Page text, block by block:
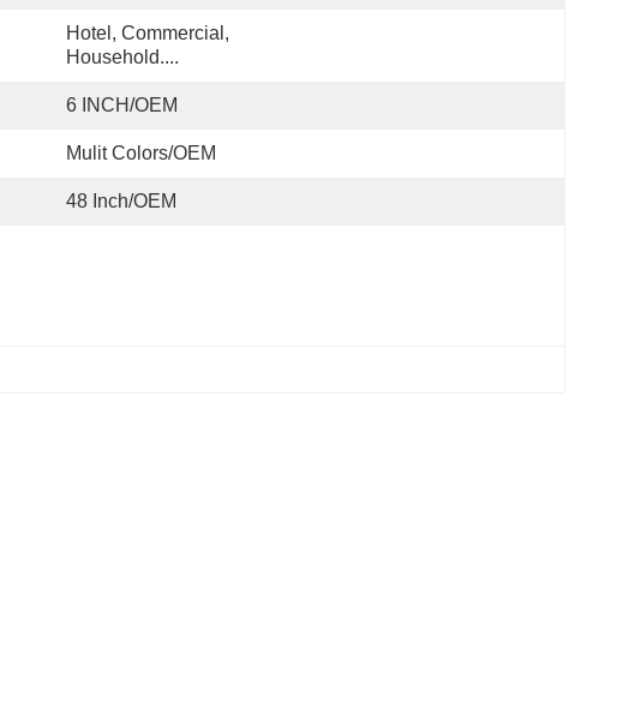
Hotel, Commercial,
Household....
6 INCH/OEM
Mulit Colors/OEM
48 Inch/OEM